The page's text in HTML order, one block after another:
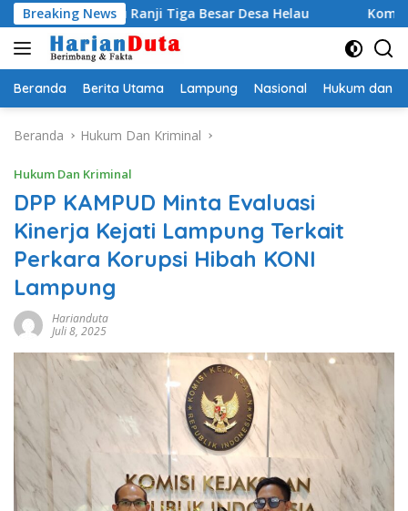
Langsung
ke
konten
Breaking News
Ranji Tiga Besar Desa Helau Komitmen Merawat
Beranda Berita Utama Lampung Nasional Hukum dan
Beranda Hukum Dan Kriminal
Hukum Dan Kriminal
DPP KAMPUD Minta Evaluasi
Kinerja Kejati Lampung Terkait
Perkara Korupsi Hibah KONI
Lampung
Harianduta
Juli 8, 2025